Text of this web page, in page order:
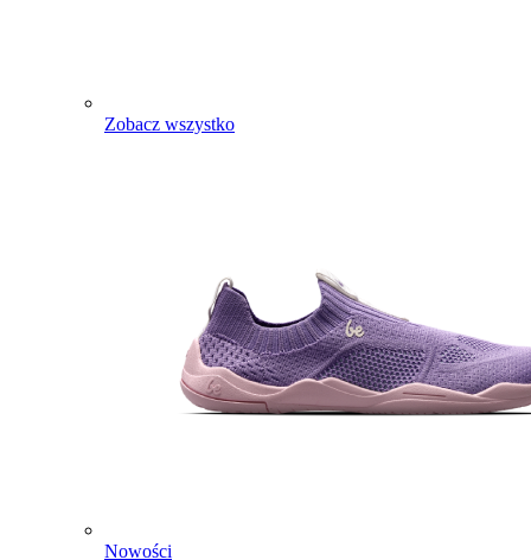
Zobacz wszystko
Nowości